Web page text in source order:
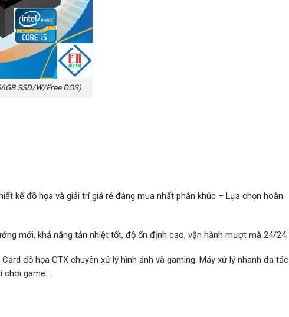
SSD/W/Free DOS)
kế đồ họa và giải trí giá rẻ đáng mua nhất phân khúc – Lựa chọn hoàn
mới, khả năng tản nhiệt tốt, độ ổn định cao, vận hành mượt mà 24/24.
đồ họa GTX chuyên xử lý hình ảnh và gaming. Máy xử lý nhanh đa tác
chơi game….